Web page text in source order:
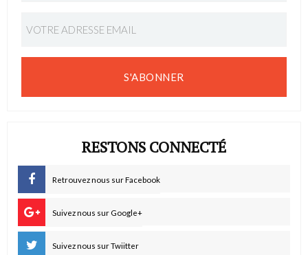
S'ABONNER
RESTONS CONNECTÉ
Retrouvez nous sur Facebook
Suivez nous sur Google+
Suivez nous sur Twiitter